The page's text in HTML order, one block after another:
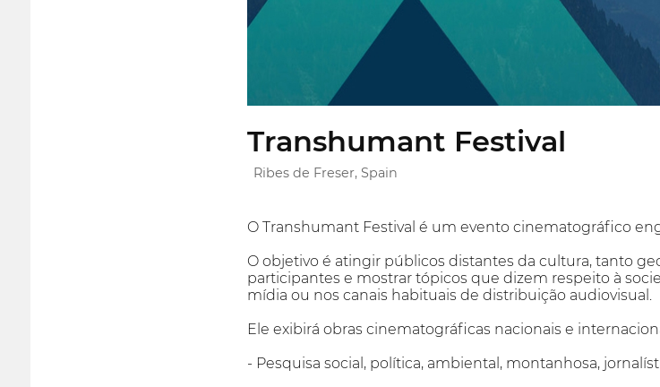
Transhumant Festival
Ribes de Freser, Spain
O Transhumant Festival é um evento cinematográfico
O objetivo é atingir públicos distantes da cultura, tanto
participantes e mostrar tópicos que dizem respeito à
mídia ou nos canais habituais de distribuição audiovisual.
Ele exibirá obras cinematográficas nacionais e
- Pesquisa social, política, ambiental, montanhosa,